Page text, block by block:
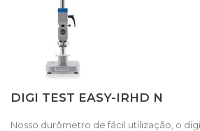
DIGI TEST EASY-IRHD N
Nosso durômetro de fácil utilização, o